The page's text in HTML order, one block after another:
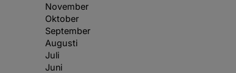
November
Oktober
September
Augusti
Juli
Juni